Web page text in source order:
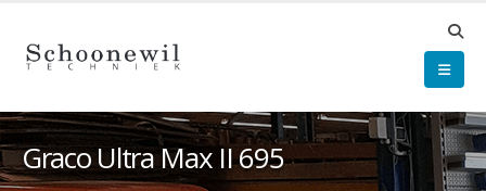
Graco Ultra Max II 695